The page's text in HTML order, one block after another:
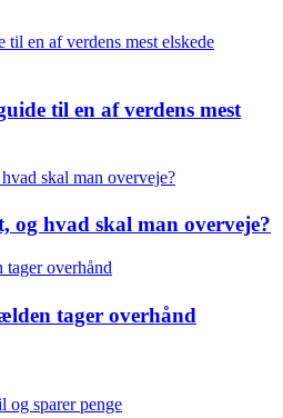
til en af verdens mest
og hvad skal man overveje?
tager overhånd